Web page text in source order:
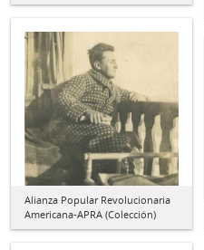
Alianza Popular Revolucionaria
Americana-APRA (Colección)